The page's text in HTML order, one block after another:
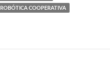
ROBÓTICA COOPERATIVA